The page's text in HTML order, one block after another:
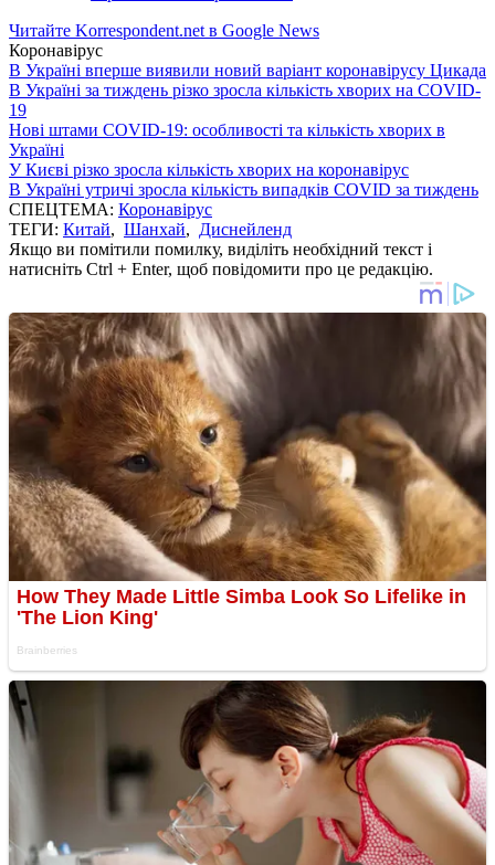
Читайте Korrespondent.net в Google News
Коронавірус
В Україні вперше виявили новий варіант коронавірусу Цикада
В Україні за тиждень різко зросла кількість хворих на COVID-
19
Нові штами COVID-19: особливості та кількість хворих в
Україні
У Києві різко зросла кількість хворих на коронавірус
В Україні утричі зросла кількість випадків COVID за тиждень
СПЕЦТЕМА: Коронавірус
ТЕГИ: Китай, Шанхай, Диснейленд
Якщо ви помітили помилку, виділіть необхідний текст і
натисніть Ctrl + Enter, щоб повідомити про це редакцію.